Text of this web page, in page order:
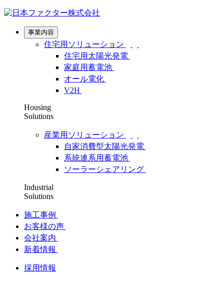
事業内容
住宅用ソリューション
住宅用太陽光発電
家庭用蓄電池
オール電化
V2H
Housing
Solutions
産業用ソリューション
自家消費型太陽光発電
系統連系用蓄電池
ソーラーシェアリング
Industrial
Solutions
施工事例
お客様の声
会社案内
新着情報
採用情報